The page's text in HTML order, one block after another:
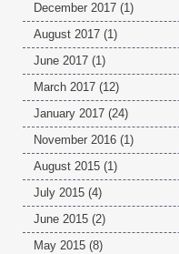
December 2017 (1)
August 2017 (1)
June 2017 (1)
March 2017 (12)
January 2017 (24)
November 2016 (1)
August 2015 (1)
July 2015 (4)
June 2015 (2)
May 2015 (8)